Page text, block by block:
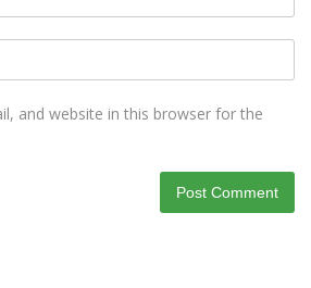
and website in this browser for the